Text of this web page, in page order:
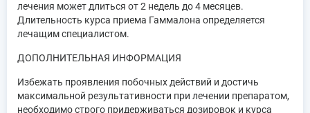
лечения может длиться от 2 недель до 4 месяцев.
Длительность курса приема Гаммалона определяется
лечащим специалистом.
ДОПОЛНИТЕЛЬНАЯ ИНФОРМАЦИЯ
Избежать проявления побочных действий и достичь
максимальной результативности при лечении препаратом,
необходимо строго придерживаться дозировок и курса